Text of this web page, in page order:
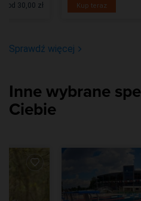
od 30,00 zł Kup teraz
Sprawdź więcej
Inne wybrane
Ciebie